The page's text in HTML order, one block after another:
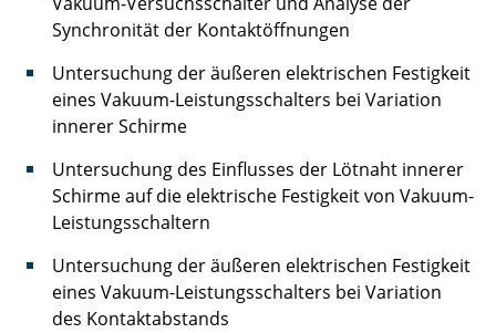
Pape Marlene
Pöschl Sofie
Preißner Kevin
Reuter Kira
Rollin Anna
Rosebrock Nils
Sauer Timo
Synchronität der Kontaktöffnungen
Untersuchung der äußeren elektrischen Festigkeit
eines Vakuum-Leistungsschalters bei Variation
innerer Schirme
Untersuchung des Einflusses der Lötnaht innerer
Schirme auf die elektrische Festigkeit von Vakuum-
Leistungsschaltern
Untersuchung der äußeren elektrischen Festigkeit
eines Vakuum-Leistungsschalters bei Variation
des Kontaktabstands